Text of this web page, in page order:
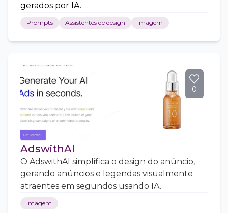
gerados por IA.
Prompts Assistentes de design Imagem
0
AdswithAI
O AdswithAI simplifica o design do anúncio,
gerando anúncios e legendas visualmente
atraentes em segundos usando IA.
Imagem